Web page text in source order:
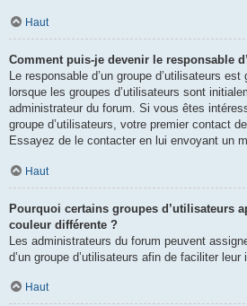
Haut
Comment puis-je devenir le responsable
Le responsable d’un groupe d’utilisateurs
lorsque les groupes d’utilisateurs sont
administrateur du forum. Si vous êtes
groupe d’utilisateurs, votre premier contact
Essayez de le contacter en lui envoyant un
Haut
Pourquoi certains groupes d’utilisateurs
couleur différente ?
Les administrateurs du forum peuvent
d’un groupe d’utilisateurs afin de faciliter leur
Haut